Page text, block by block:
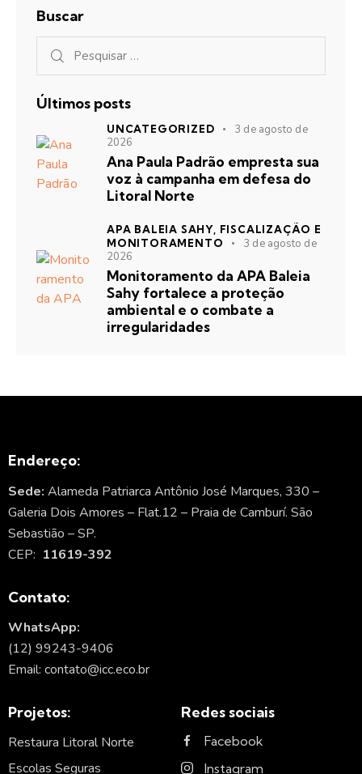
Buscar
Últimos posts
UNCATEGORIZED
3 de agosto de
2026
Ana Paula Padrão empresta sua
voz à campanha em defesa do
Litoral Norte
APA BALEIA SAHY, FISCALIZAÇÃO E
MONITORAMENTO
3 de agosto de
2026
Monitoramento da APA Baleia
Sahy fortalece a proteção
ambiental e o combate a
irregularidades
Endereço:
Sede: Alameda Patriarca Antônio José Marques, 330 –
Galeria Dois Amores – Flat.12 – Praia de Camburí. São
Sebastião – SP.
CEP: 11619-392
Contato:
WhatsApp:
(12) 99243-9406
Email: contato@icc.eco.br
Projetos:
Restaura Litoral Norte
Escolas Seguras
Redes sociais
Facebook
Instagram